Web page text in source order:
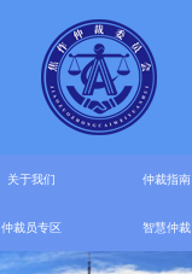
关于我们 仲裁指南
仲裁员专区 智慧仲裁